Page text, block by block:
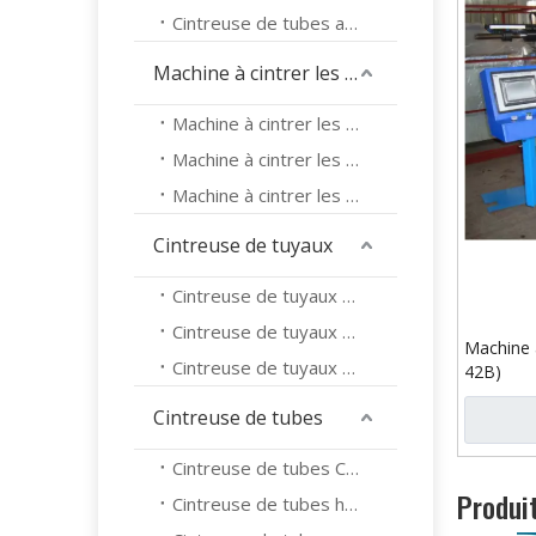
Cintreuse de tubes automatique
Machine à cintrer les tubes
Machine à cintrer les tubes CNC
Machine à cintrer les tubes hydrauliques
Machine à cintrer les tubes automatique
Cintreuse de tuyaux
Cintreuse de tuyaux CNC
Cintreuse de tuyaux hydraulique
Cintreuse de tuyaux automatique
Cintreuse de tubes
Cintreuse de tubes CNC
Cintreuse de tubes hydrauliques
42B)